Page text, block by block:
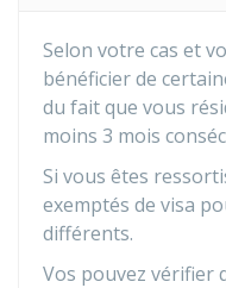
Selon votre cas et
bénéficier de
du fait que vous
moins 3 mois
Si vous êtes
exemptés de visa
différents.
Vos pouvez vérifier